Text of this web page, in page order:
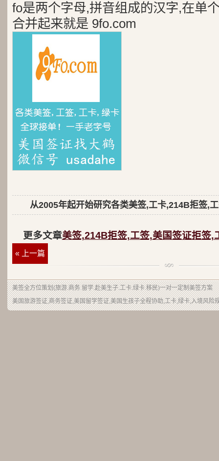
fo是两个字母,拼音组成的汉字,在单
合并起来就是 9fo.com
从2005年起开始研究各类美签,工卡,214B拒签,
更多文章美签,214B拒签,工签,美国签证拒签,
« 上一篇
美签全方位策划(旅游.商务.留学.赴美生子.工卡.绿卡.移民)一对一定制美签方案
美国旅游签证,商务签证,美国留学签证,美国生孩子全程协助,工卡,绿卡,入境风险